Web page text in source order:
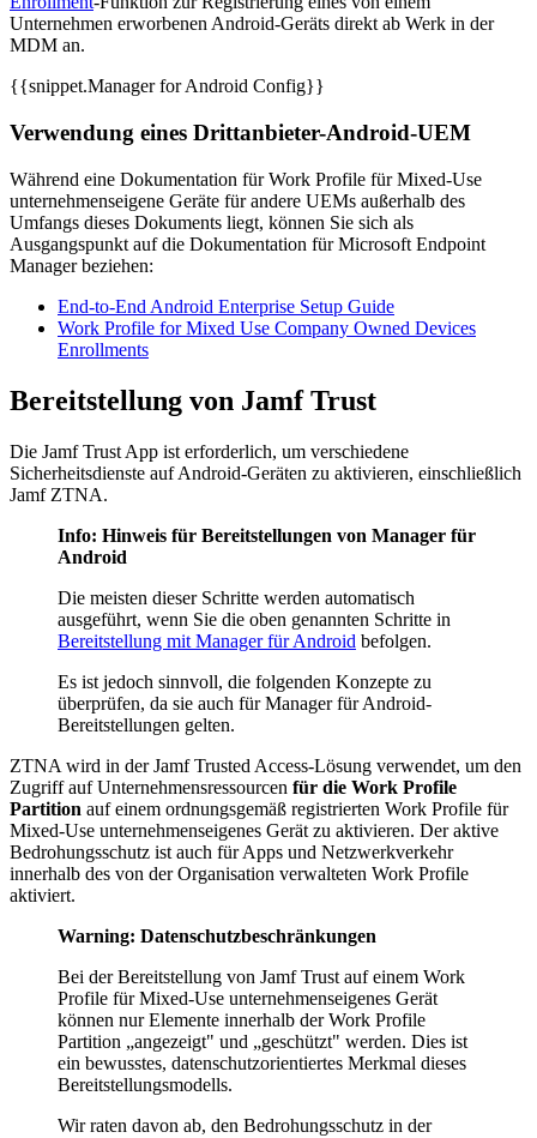
Unternehmen erworbenen Android-Geräts direkt ab Werk in der
MDM an.
{{snippet.Manager for Android Config}}
Verwendung eines Drittanbieter-Android-UEM
Während eine Dokumentation für Work Profile für Mixed-Use
unternehmenseigene Geräte für andere UEMs außerhalb des
Umfangs dieses Dokuments liegt, können Sie sich als
Ausgangspunkt auf die Dokumentation für Microsoft Endpoint
Manager beziehen:
End-to-End Android Enterprise Setup Guide
Work Profile for Mixed Use Company Owned Devices
Enrollments
Bereitstellung von Jamf Trust
Die Jamf Trust App ist erforderlich, um verschiedene
Sicherheitsdienste auf Android-Geräten zu aktivieren, einschließlich
Jamf ZTNA.
Info: Hinweis für Bereitstellungen von Manager für
Android
Die meisten dieser Schritte werden automatisch
ausgeführt, wenn Sie die oben genannten Schritte in
Bereitstellung mit Manager für Android befolgen.
Es ist jedoch sinnvoll, die folgenden Konzepte zu
überprüfen, da sie auch für Manager für Android-
Bereitstellungen gelten.
ZTNA wird in der Jamf Trusted Access-Lösung verwendet, um den
Zugriff auf Unternehmensressourcen für die Work Profile
Partition auf einem ordnungsgemäß registrierten Work Profile für
Mixed-Use unternehmenseigenes Gerät zu aktivieren. Der aktive
Bedrohungsschutz ist auch für Apps und Netzwerkverkehr
innerhalb des von der Organisation verwalteten Work Profile
aktiviert.
Warning: Datenschutzbeschränkungen
Bei der Bereitstellung von Jamf Trust auf einem Work
Profile für Mixed-Use unternehmenseigenes Gerät
können nur Elemente innerhalb der Work Profile
Partition „angezeigt" und „geschützt" werden. Dies ist
ein bewusstes, datenschutzorientiertes Merkmal dieses
Bereitstellungsmodells.
Wir raten davon ab, den Bedrohungsschutz in der